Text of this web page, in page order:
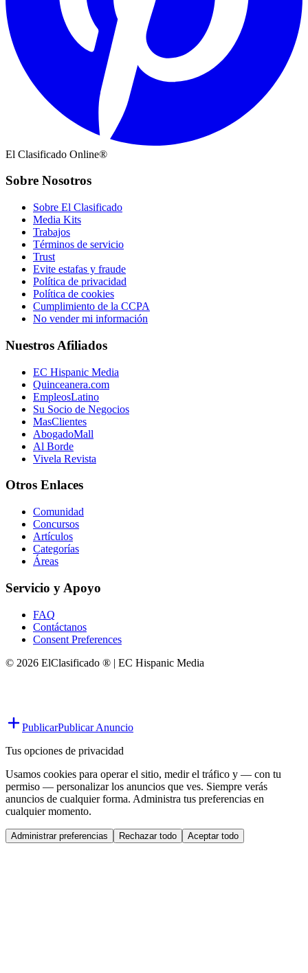
El Clasificado Online®
Sobre Nosotros
Sobre El Clasificado
Media Kits
Trabajos
Términos de servicio
Trust
Evite estafas y fraude
Política de privacidad
Política de cookies
Cumplimiento de la CCPA
No vender mi información
Nuestros Afiliados
EC Hispanic Media
Quinceanera.com
EmpleosLatino
Su Socio de Negocios
MasClientes
AbogadoMall
Al Borde
Vivela Revista
Otros Enlaces
Comunidad
Concursos
Artículos
Categorías
Áreas
Servicio y Apoyo
FAQ
Contáctanos
Consent Preferences
© 2026 ElClasificado ® | EC Hispanic Media
PublicarPublicar Anuncio
Tus opciones de privacidad
Usamos cookies para operar el sitio, medir el tráfico y — con tu
permiso — personalizar los anuncios que ves. Siempre verás
anuncios de cualquier forma. Administra tus preferencias en
cualquier momento.
Administrar preferencias Rechazar todo Aceptar todo